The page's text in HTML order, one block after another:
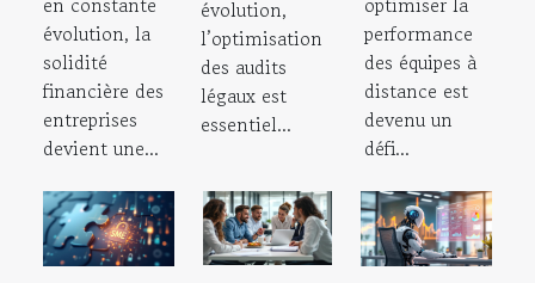
évolution, la
solidité
financière des
entreprises
devient une...
évolution,
l’optimisation
des audits
légaux est
essentiel...
performance
des équipes à
distance est
devenu un
défi...